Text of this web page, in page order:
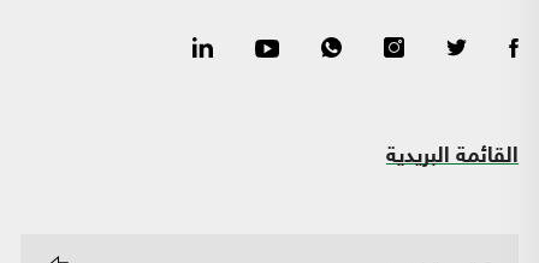
القائمة البريدية